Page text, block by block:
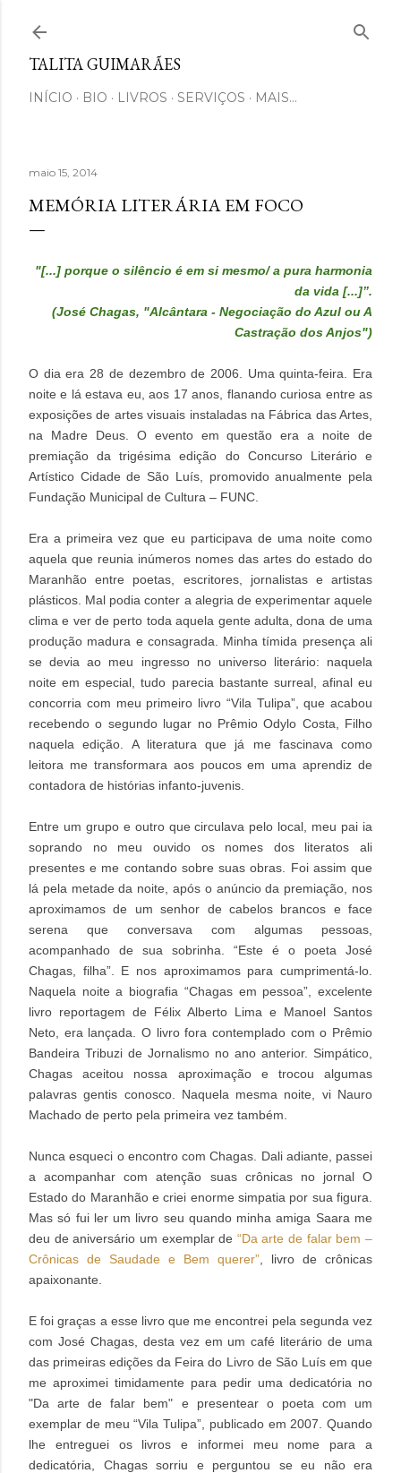
TALITA GUIMARÃES
INÍCIO BIO LIVROS SERVIÇOS MAIS…
maio 15, 2014
MEMÓRIA LITERÁRIA EM FOCO
"[...] porque o silêncio é em si mesmo/ a pura harmonia
da vida [...]”.
(José Chagas, "Alcântara - Negociação do Azul ou A
Castração dos Anjos")
O dia era 28 de dezembro de 2006. Uma quinta-feira. Era
noite e lá estava eu, aos 17 anos, flanando curiosa entre as
exposições de artes visuais instaladas na Fábrica das Artes,
na Madre Deus. O evento em questão era a noite de
premiação da trigésima edição do Concurso Literário e
Artístico Cidade de São Luís, promovido anualmente pela
Fundação Municipal de Cultura – FUNC.
Era a primeira vez que eu participava de uma noite como
aquela que reunia inúmeros nomes das artes do estado do
Maranhão entre poetas, escritores, jornalistas e artistas
plásticos. Mal podia conter a alegria de experimentar aquele
clima e ver de perto toda aquela gente adulta, dona de uma
produção madura e consagrada. Minha tímida presença ali
se devia ao meu ingresso no universo literário: naquela
noite em especial, tudo parecia bastante surreal, afinal eu
concorria com meu primeiro livro “Vila Tulipa”, que acabou
recebendo o segundo lugar no Prêmio Odylo Costa, Filho
naquela edição. A literatura que já me fascinava como
leitora me transformara aos poucos em uma aprendiz de
contadora de histórias infanto-juvenis.
Entre um grupo e outro que circulava pelo local, meu pai ia
soprando no meu ouvido os nomes dos literatos ali
presentes e me contando sobre suas obras. Foi assim que
lá pela metade da noite, após o anúncio da premiação, nos
aproximamos de um senhor de cabelos brancos e face
serena que conversava com algumas pessoas,
acompanhado de sua sobrinha. “Este é o poeta José
Chagas, filha”. E nos aproximamos para cumprimentá-lo.
Naquela noite a biografia “Chagas em pessoa”, excelente
livro reportagem de Félix Alberto Lima e Manoel Santos
Neto, era lançada. O livro fora contemplado com o Prêmio
Bandeira Tribuzi de Jornalismo no ano anterior. Simpático,
Chagas aceitou nossa aproximação e trocou algumas
palavras gentis conosco. Naquela mesma noite, vi Nauro
Machado de perto pela primeira vez também.
Nunca esqueci o encontro com Chagas. Dali adiante, passei
a acompanhar com atenção suas crônicas no jornal O
Estado do Maranhão e criei enorme simpatia por sua figura.
Mas só fui ler um livro seu quando minha amiga Saara me
deu de aniversário um exemplar de “Da arte de falar bem –
Crônicas de Saudade e Bem querer” , livro de crônicas
apaixonante.
E foi graças a esse livro que me encontrei pela segunda vez
com José Chagas, desta vez em um café literário de uma
das primeiras edições da Feira do Livro de São Luís em que
me aproximei timidamente para pedir uma dedicatória no
"Da arte de falar bem" e presentear o poeta com um
exemplar de meu “Vila Tulipa”, publicado em 2007. Quando
lhe entreguei os livros e informei meu nome para a
dedicatória, Chagas sorriu e perguntou se eu não era